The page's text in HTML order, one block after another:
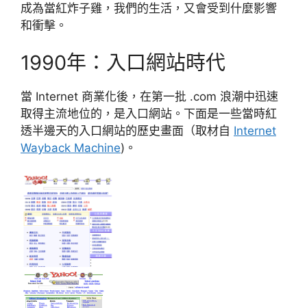
成為當紅炸子雞，我們的生活，又會受到什麼影響
和衝擊。
1990年：入口網站時代
當 Internet 商業化後，在第一批 .com 浪潮中迅速
取得主流地位的，是入口網站。下面是一些當時紅
透半邊天的入口網站的歷史畫面（取材自 Internet
Wayback Machine)。